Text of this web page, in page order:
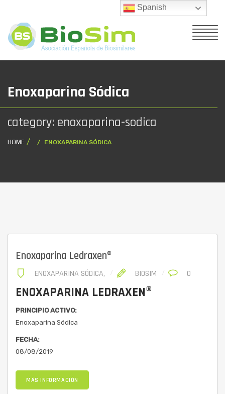
Enoxaparina Sódica
category: enoxaparina-sodica
HOME ENOXAPARINA SÓDICA
Enoxaparina Ledraxen®
ENOXAPARINA SÓDICA, BIOSIM 0
ENOXAPARINA LEDRAXEN®
PRINCIPIO ACTIVO:
Enoxaparina Sódica
FECHA:
08/08/2019
MÁS INFORMACIÓN
Spanish